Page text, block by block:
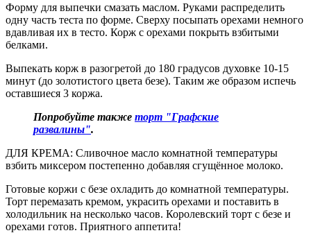
Форму для выпечки смазать маслом. Руками распределить
одну часть теста по форме. Сверху посыпать орехами немного
вдавливая их в тесто. Корж с орехами покрыть взбитыми
белками.
Выпекать корж в разогретой до 180 градусов духовке 10-15
минут (до золотистого цвета безе). Таким же образом испечь
оставшиеся 3 коржа.
Попробуйте также торт "Графские
развалины".
ДЛЯ КРЕМА: Сливочное масло комнатной температуры
взбить миксером постепенно добавляя сгущённое молоко.
Готовые коржи с безе охладить до комнатной температуры.
Торт перемазать кремом, украсить орехами и поставить в
холодильник на несколько часов. Королевский торт с безе и
орехами готов. Приятного аппетита!